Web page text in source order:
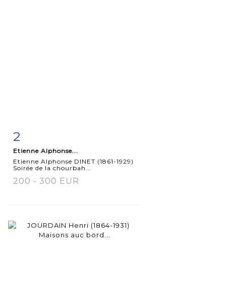
détaillée
2
Etienne Alphonse...
Etienne Alphonse DINET (1861-1929)
Soirée de la chourbah...
200 - 300 EUR